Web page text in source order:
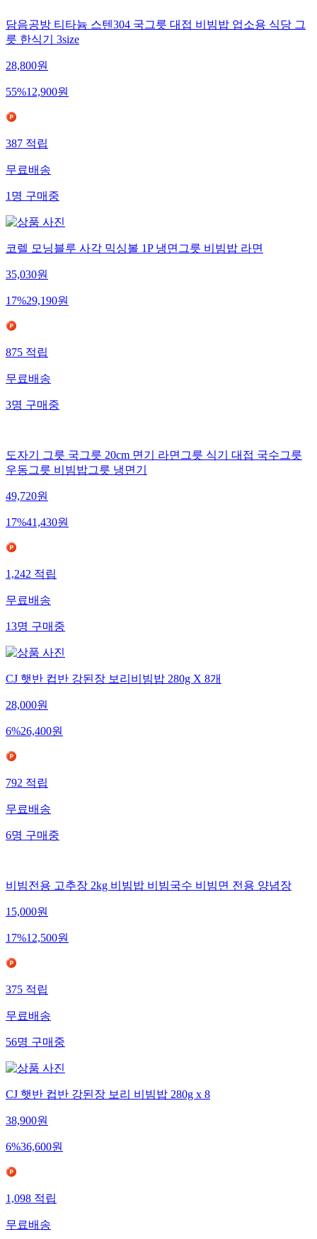
담음공방 티타늄 스텐304 국그릇 대접 비빔밥 업소용 식당 그
릇 한식기 3size
28,800원
55%12,900원
387적립
무료배송
1명구매중
코렐 모닝블루 사각 믹싱볼 1P 냉면그릇 비빔밥 라면
35,030원
17%29,190원
875적립
무료배송
3명구매중
도자기 그릇 국그릇 20cm 면기 라면그릇 식기 대접 국수그릇
우동그릇 비빔밥그릇 냉면기
49,720원
17%41,430원
1,242적립
무료배송
13명구매중
CJ 햇반 컵반 강된장 보리비빔밥 280g X 8개
28,000원
6%26,400원
792적립
무료배송
6명구매중
비빔전용 고추장 2kg 비빔밥 비빔국수 비빔면 전용 양념장
15,000원
17%12,500원
375적립
무료배송
56명구매중
CJ 햇반 컵반 강된장 보리 비빔밥 280g x 8
38,900원
6%36,600원
1,098적립
무료배송